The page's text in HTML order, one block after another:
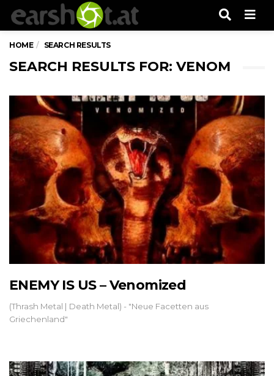
HOME SEARCH RESULTS
SEARCH RESULTS FOR: VENOM
ENEMY IS US – Venomized
(Thrash Metal | Death Metal) - "Neue Facetten aus
Griechenland"